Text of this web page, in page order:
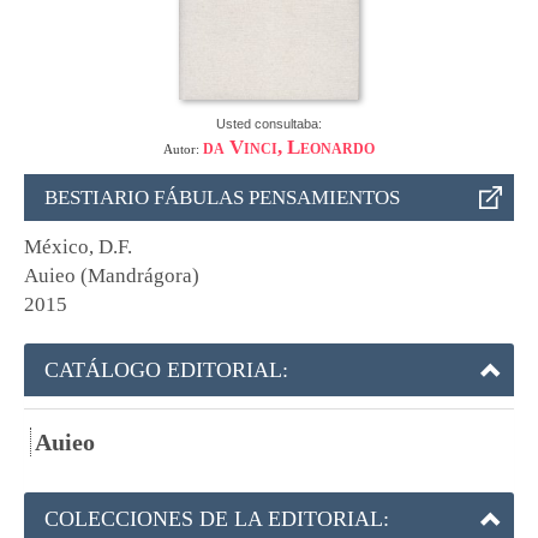
Usted consultaba:
Autor: da Vinci, Leonardo
BESTIARIO FÁBULAS PENSAMIENTOS
México, D.F.
Auieo (Mandrágora)
2015
CATÁLOGO EDITORIAL:
Auieo
COLECCIONES DE LA EDITORIAL: